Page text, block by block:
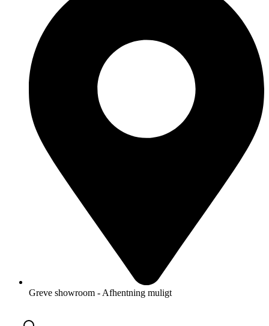
Greve showroom - Afhentning muligt